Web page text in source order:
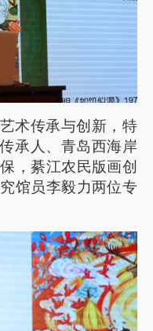
术传承与创新，特
承人、青岛西海岸
，綦江农民版画创
馆员李毅力两位专